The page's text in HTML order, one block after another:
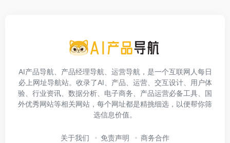
AI产品导航、产品经理导航、运营导航，是一个互联网人每日
必上网址导航站。收录了AI、产品、运营、交互设计、用户体
验、行业资讯、数据分析、电子商务、产品运营必备工具、国
外优秀网站等相关网站，每个网址都是精挑细选，以便帮你筛
选信息价值。
关于我们 免责声明 商务合作